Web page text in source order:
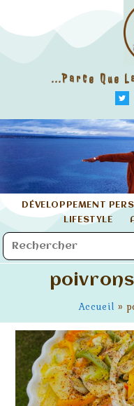
...parce Que
DÉVELOPPEMENT
LIFESTYLE
Accueil »